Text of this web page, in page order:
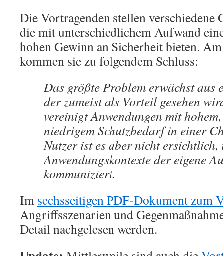
Die Vortragenden stellen verschiedene
die mit unterschiedlichem Aufwand
hohen Gewinn an Sicherheit bieten.
kommen sie zu folgendem Schluss:
Das größte Problem erwächst aus
der zumeist als Vorteil gesehen
vereinigt Anwendungen mit
niedrigem Schutzbedarf in einer
Nutzer ist es aber nicht ersichtlich,
Anwendungskontexte der eigene
kommuniziert.
Im sechsseitigen PDF-Dokument zum
Angriffsszenarien und
Detail nachgelesen werden.